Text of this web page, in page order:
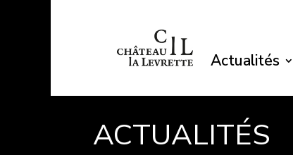
Actualités
ACTUALITÉS